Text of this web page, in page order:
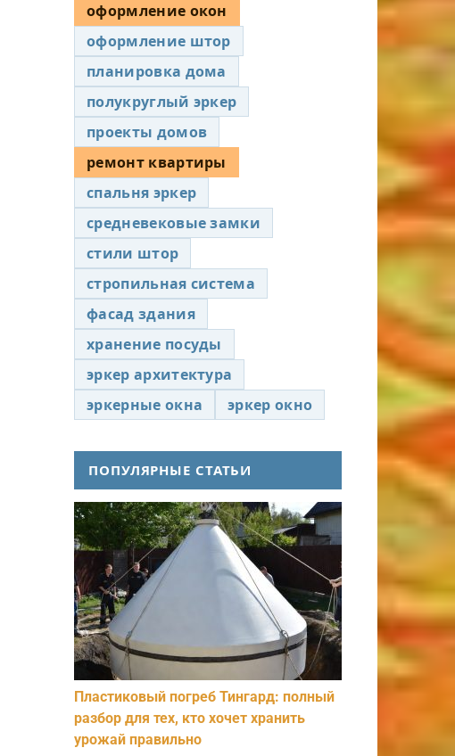
оформление окон
оформление штор
планировка дома
полукруглый эркер
проекты домов
ремонт квартиры
спальня эркер
средневековые замки
стили штор
стропильная система
фасад здания
хранение посуды
эркер архитектура
эркерные окна
эркер окно
ПОПУЛЯРНЫЕ СТАТЬИ
Пластиковый погреб Тингард: полный
разбор для тех, кто хочет хранить
урожай правильно